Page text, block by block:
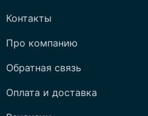
Контакты
Про компанию
Обратная связь
Оплата и доставка